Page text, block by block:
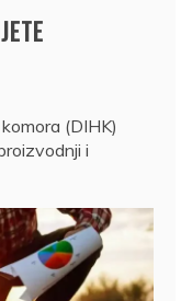
(DIHK)
i